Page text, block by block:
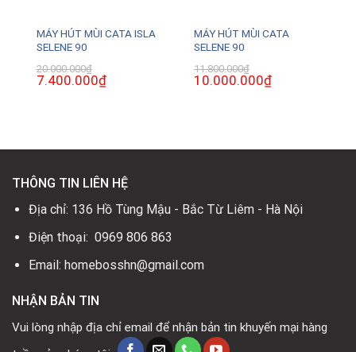
MÁY HÚT MÙI CATA ISLA
SELENE 90
20.000.000₫
Giá
gốc
7.400.000₫Giá
hiện
MÁY HÚT MÙI CATA
SELENE 90
11.800.000₫
Giá
gốc
10.000.000₫Giá
hiện
THÔNG TIN LIÊN HỆ
Địa chỉ: 136 Hồ Tùng Mậu - Bắc Từ Liêm - Hà Nội
Điện thoại: 0969 806 863
Email: homebosshn@gmail.com
NHẬN BẢN TIN
Vui lòng nhập địa chỉ email để nhận bản tin khuyến mại hàng